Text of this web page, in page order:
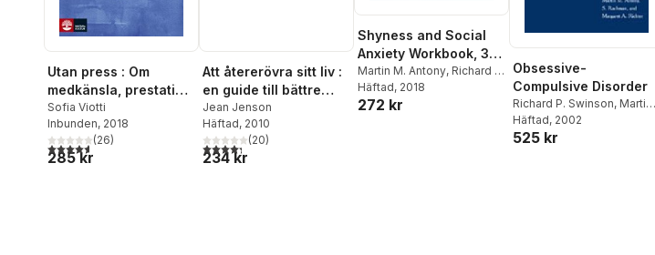
Utan press : Om
medkänsla, prestation
och stress
Sofia Viotti
Inbunden, 2018
4,6utav 5 stjärnor. Totalt antal röster:
(26)
285 kr
Att återerövra sitt liv :
en guide till bättre
relationer och
känslomässig läkning
Jean Jenson
Häftad, 2010
4,3utav 5 stjärnor. Totalt antal röster:
(20)
234 kr
Shyness and Social
Anxiety Workbook, 3rd
Edition
Martin M. Antony, Richard P.
Swinson
Häftad, 2018
272 kr
Obsessive-
Compulsive Disorder
Richard P. Swinson, Martin
M. Antony,S. Rachman
Margaret A. Richter
Häftad, 2002
525 kr